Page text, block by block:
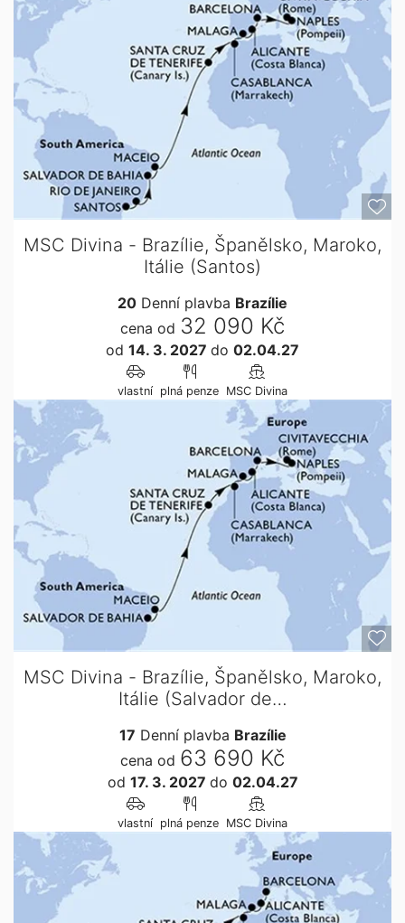
MSC Divina - Brazílie, Španělsko, Maroko,
Itálie (Santos)
20 Denní plavba Brazílie
cena od 32 090 Kč
od 14. 3. 2027 do 02.04.27
vlastní plná penze MSC Divina
MSC Divina - Brazílie, Španělsko, Maroko,
Itálie (Salvador de…
17 Denní plavba Brazílie
cena od 63 690 Kč
od 17. 3. 2027 do 02.04.27
vlastní plná penze MSC Divina